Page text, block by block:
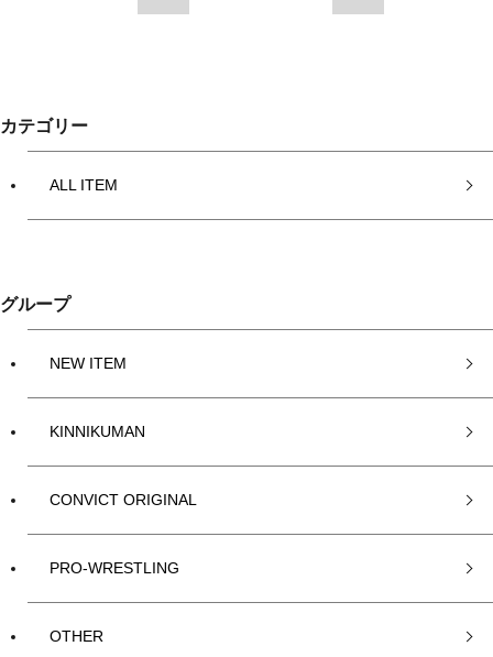
カテゴリー
ALL ITEM
グループ
NEW ITEM
KINNIKUMAN
CONVICT ORIGINAL
PRO-WRESTLING
OTHER